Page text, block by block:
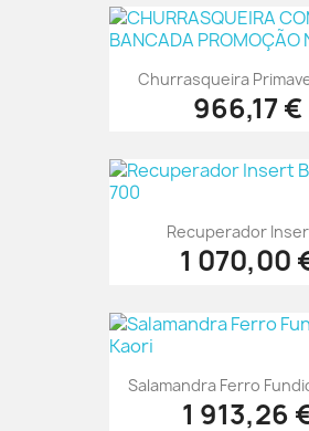
Churrasqueira
966,17 €
Recuperador
1 070,00
Salamandra Ferro
1 913,26